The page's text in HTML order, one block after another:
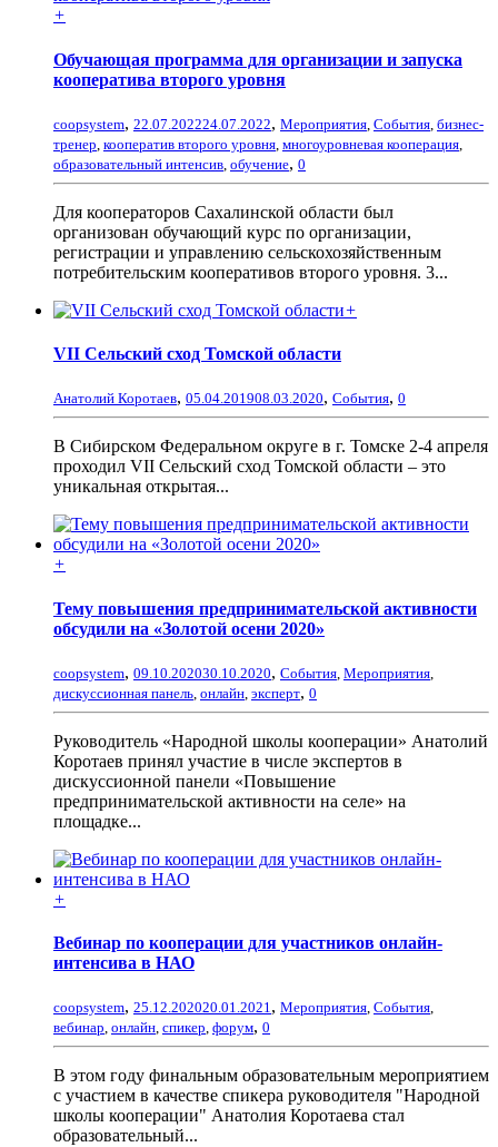
+
Обучающая программа для организации и запуска
кооператива второго уровня
coopsystem, 22.07.202224.07.2022, Мероприятия События бизнес-
тренер кооператив второго уровня многоуровневая кооперация
образовательный интенсив обучение, 0
Для кооператоров Сахалинской области был
организован обучающий курс по организации,
регистрации и управлению сельскохозяйственным
потребительским кооперативов второго уровня. 3...
+
VII Сельский сход Томской области
Анатолий Коротаев, 05.04.201908.03.2020, События, 0
В Сибирском Федеральном округе в г. Томске 2-4 апреля
проходил VII Сельский сход Томской области – это
уникальная открытая...
+
Тему повышения предпринимательской активности
обсудили на «Золотой осени 2020»
coopsystem, 09.10.202030.10.2020, События Мероприятия
дискуссионная панель онлайн эксперт, 0
Руководитель «Народной школы кооперации» Анатолий
Коротаев принял участие в числе экспертов в
дискуссионной панели «Повышение
предпринимательской активности на селе» на
площадке...
+
Вебинар по кооперации для участников онлайн-
интенсива в НАО
coopsystem, 25.12.202020.01.2021, Мероприятия, События,
вебинар, онлайн, спикер, форум, 0
В этом году финальным образовательным мероприятием
с участием в качестве спикера руководителя "Народной
школы кооперации" Анатолия Коротаева стал
образовательный...